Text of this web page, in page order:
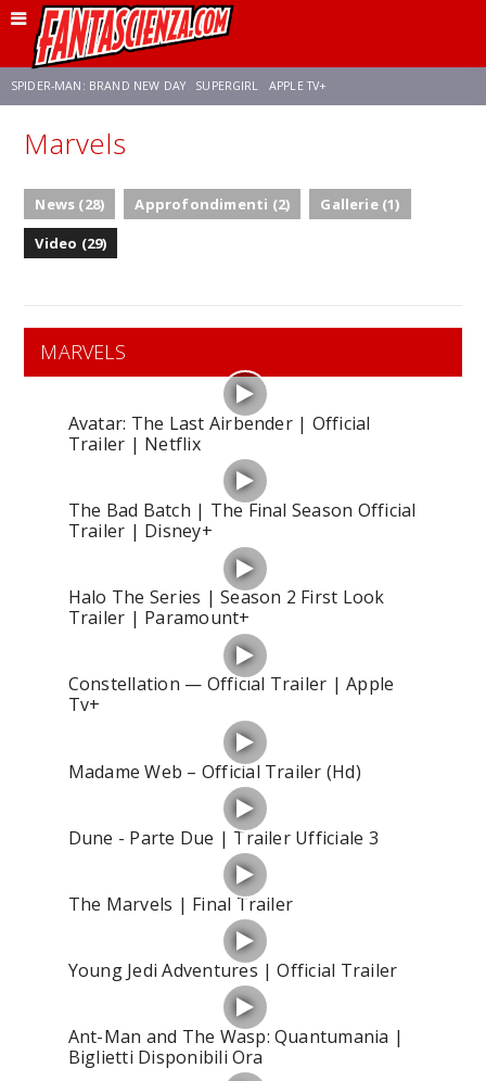
SPIDER-MAN: BRAND NEW DAY SUPERGIRL APPLE TV+
FRANCO RICCIARDIELLO
NETFLIX SADIE SINK
Marvels
News (28) Approfondimenti (2)
Gallerie (1)
Video (29)
MARVELS
Avatar: The Last Airbender | Official
Trailer | Netflix
The Bad Batch | The Final Season Official
Trailer | Disney+
Halo The Series | Season 2 First Look
Trailer | Paramount+
Constellation — Official Trailer | Apple
Tv+
Madame Web – Official Trailer (Hd)
Dune - Parte Due | Trailer Ufficiale 3
The Marvels | Final Trailer
Young Jedi Adventures | Official Trailer
Ant-Man and The Wasp: Quantumania |
Biglietti Disponibili Ora